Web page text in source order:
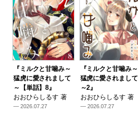
『ミルクと甘噛み～
猛虎に愛されまして
～【単話】8』
おおひらしるす 著
— 2026.07.27
『ミルクと甘噛み～
猛虎に愛されまして
～2』
おおひらしるす 著
— 2026.07.27